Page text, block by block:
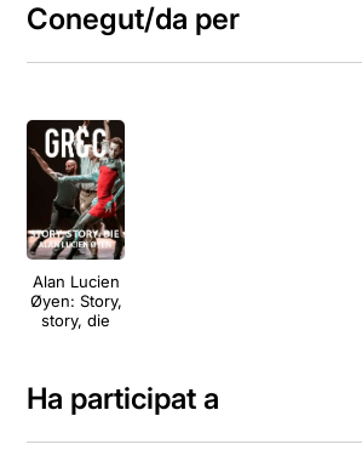
Conegut/da per
Alan Lucien
Øyen: Story,
story, die
Ha participat a